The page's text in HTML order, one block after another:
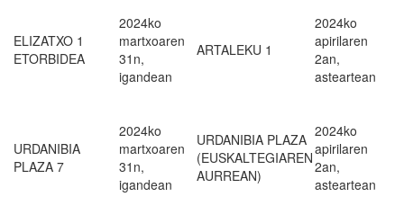
ELIZATXO 1
ETORBIDEA
2024ko
martxoaren
31n,
igandean
ARTALEKU 1
2024ko
apirilaren
2an,
asteartean
URDANIBIA
PLAZA 7
2024ko
martxoaren
31n,
igandean
URDANIBIA PLAZA
(EUSKALTEGIAREN
AURREAN)
2024ko
apirilaren
2an,
asteartean